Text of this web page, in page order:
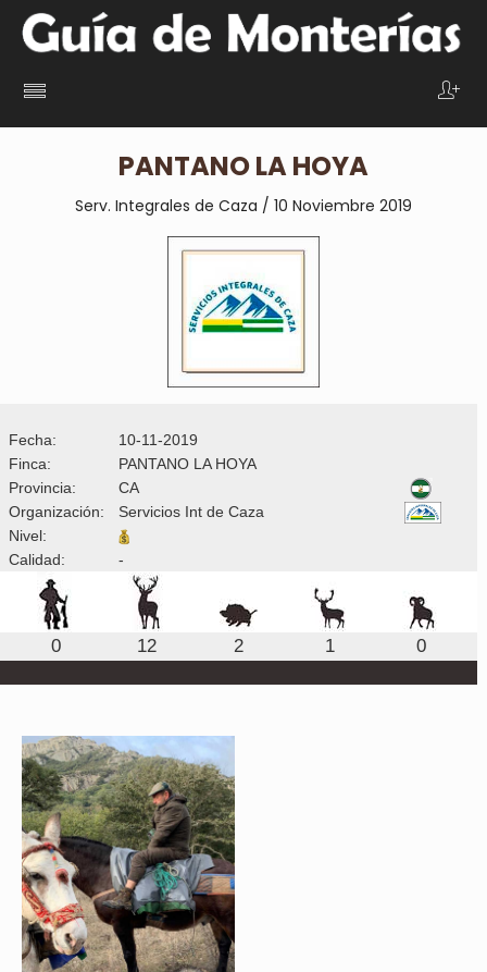
PANTANO LA HOYA
Serv. Integrales de Caza / 10 Noviembre 2019
Fecha:
10-11-2019
Finca:
PANTANO LA HOYA
Provincia:
CA
Organización:
Servicios Int de Caza
Nivel:
Calidad:
-
0 12 2 1 0